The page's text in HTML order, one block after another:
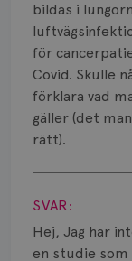
bildas i
för
Covid. Skulle
förklara vad
gäller (det
rätt).
Visa svar
SVAR:
Hej, Jag har
en studie som
Läkemedel
Typ av
Smärta
Prognos
Risker
Spridd
Strålning